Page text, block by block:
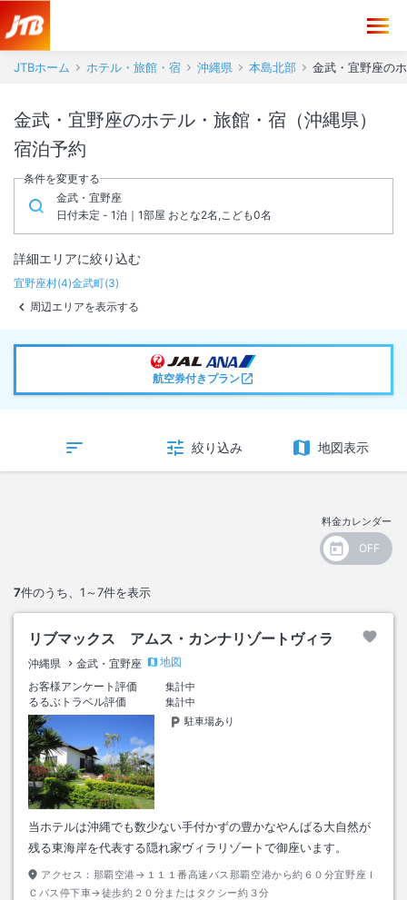
JTBホーム ホテル・旅館・宿 沖縄県 本島北部 金武・宜野座の
金武・宜野座のホテル・旅館・宿（沖縄県）
宿泊予約
条件を変更する
金武・宜野座
日付未定 - 1泊｜1部屋 おとな2名,こども0名
詳細エリアに絞り込む
宜野座村(4)金武町(3)
周辺エリアを表示する
航空券付きプラン
絞り込み 地図表示
料金カレンダー
7件のうち、 1～7件を表示
リブマックス アムス・カンナリゾートヴィラ
沖縄県 金武・宜野座
地図
お客様アンケート評価
集計中
るるぶトラベル評価
集計中
駐車場あり
当ホテルは沖縄でも数少ない手付かずの豊かなやんばる大自然が
残る東海岸を代表する隠れ家ヴィラリゾートで御座います。
アクセス： 那覇空港→１１１番高速バス那覇空港から約６０分宜野座Ｉ
Ｃバス停下車→徒歩約２０分またはタクシー約３分